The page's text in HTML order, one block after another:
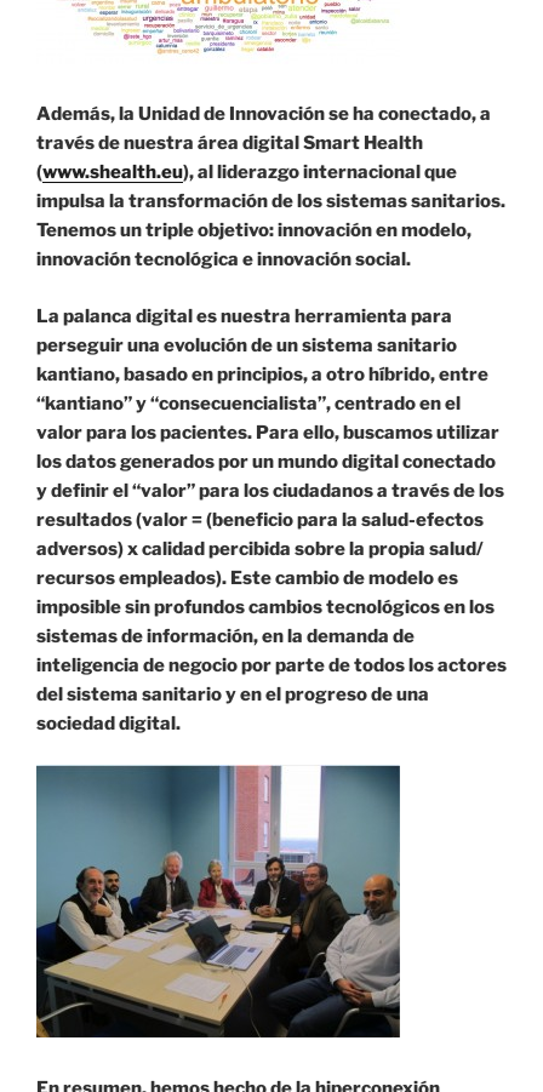
Además, la Unidad de Innovación se ha conectado, a
través de nuestra área digital Smart Health
(www.shealth.eu), al liderazgo internacional que
impulsa la transformación de los sistemas sanitarios.
Tenemos un triple objetivo: innovación en modelo,
innovación tecnológica e innovación social.
La palanca digital es nuestra herramienta para
perseguir una evolución de un sistema sanitario
kantiano, basado en principios, a otro híbrido, entre
“kantiano” y “consecuencialista”, centrado en el
valor para los pacientes. Para ello, buscamos utilizar
los datos generados por un mundo digital conectado
y definir el “valor” para los ciudadanos a través de los
resultados (valor = (beneficio para la salud-efectos
adversos) x calidad percibida sobre la propia salud/
recursos empleados). Este cambio de modelo es
imposible sin profundos cambios tecnológicos en los
sistemas de información, en la demanda de
inteligencia de negocio por parte de todos los actores
del sistema sanitario y en el progreso de una
sociedad digital.